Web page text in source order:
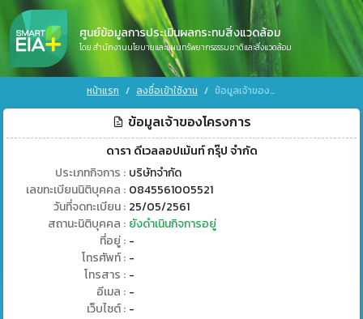
ศูนย์ข้อมูลการประเมินผลกระทบสิ่งแวดล้อม
โดย สำนักงานนโยบายและแผนทรัพยากรธรรมชาติและสิ่งแวดล้อม
หน้าแรก ลงชื่อเข้าใช้งาน ข้อมูลเจ้าของโครงการ
ข้อมูลเจ้าของโครงการ
ดารา ดีเวลลอปเม้นท์ กรุ๊ป จำกัด
ประเภทกิจการ : บริษัทจำกัด
เลขทะเบียนนิติบุคคล : 0845561005521
วันที่จดทะเบียน : 25/05/2561
สถานะนิติบุคคล : ยังดำเนินกิจการอยู่
ที่อยู่ : -
โทรศัพท์ : -
โทรสาร : -
อีเมล : -
เว็บไซต์ : -